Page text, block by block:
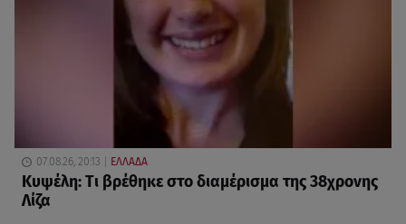
07.08.26, 20:13 ΕΛΛΑΔΑ
Κυψέλη: Tι βρέθηκε στο διαμέρισμα της 38χρονης
Λίζα